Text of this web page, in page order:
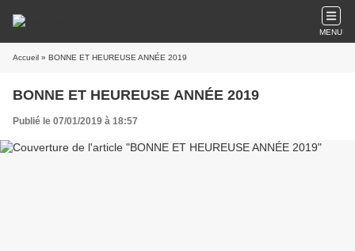
MENU
Accueil » BONNE ET HEUREUSE ANNÉE 2019
BONNE ET HEUREUSE ANNÉE 2019
Publié le 07/01/2019 à 18:57